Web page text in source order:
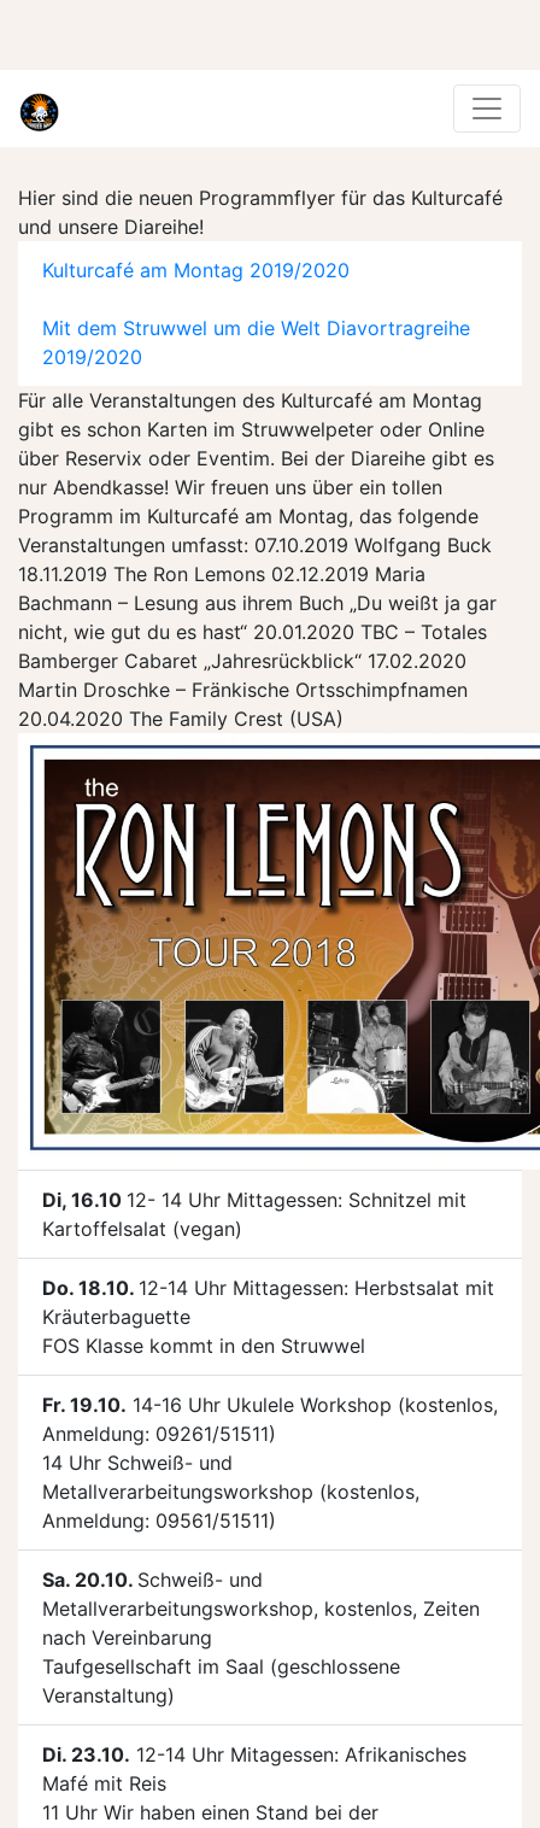
Hier sind die neuen Programmflyer für das Kulturcafé
und unsere Diareihe!
Kulturcafé am Montag 2019/2020
Mit dem Struwwel um die Welt Diavortragreihe
2019/2020
Für alle Veranstaltungen des Kulturcafé am Montag
gibt es schon Karten im Struwwelpeter oder Online
über Reservix oder Eventim. Bei der Diareihe gibt es
nur Abendkasse! Wir freuen uns über ein tollen
Programm im Kulturcafé am Montag, das folgende
Veranstaltungen umfasst: 07.10.2019 Wolfgang Buck
18.11.2019 The Ron Lemons 02.12.2019 Maria
Bachmann – Lesung aus ihrem Buch „Du weißt ja gar
nicht, wie gut du es hast“ 20.01.2020 TBC – Totales
Bamberger Cabaret „Jahresrückblick“ 17.02.2020
Martin Droschke – Fränkische Ortsschimpfnamen
20.04.2020 The Family Crest (USA)
Di, 16.10 12- 14 Uhr Mittagessen: Schnitzel mit
Kartoffelsalat (vegan)
Do. 18.10. 12-14 Uhr Mittagessen: Herbstsalat mit
Kräuterbaguette
FOS Klasse kommt in den Struwwel
Fr. 19.10. 14-16 Uhr Ukulele Workshop (kostenlos,
Anmeldung: 09261/51511)
14 Uhr Schweiß- und
Metallverarbeitungsworkshop (kostenlos,
Anmeldung: 09561/51511)
Sa. 20.10. Schweiß- und
Metallverarbeitungsworkshop, kostenlos, Zeiten
nach Vereinbarung
Taufgesellschaft im Saal (geschlossene
Veranstaltung)
Di. 23.10. 12-14 Uhr Mitagessen: Afrikanisches
Mafé mit Reis
11 Uhr Wir haben einen Stand bei der